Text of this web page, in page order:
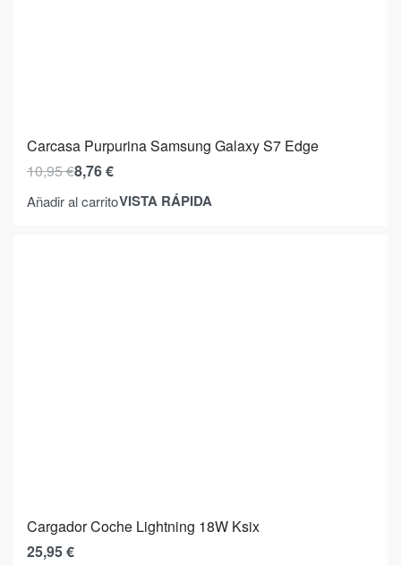
Carcasa Purpurina Samsung Galaxy S7 Edge
10,95€8,76€
Añadir al carritoVISTA RÁPIDA
Cargador Coche Lightning 18W Ksix
25,95€